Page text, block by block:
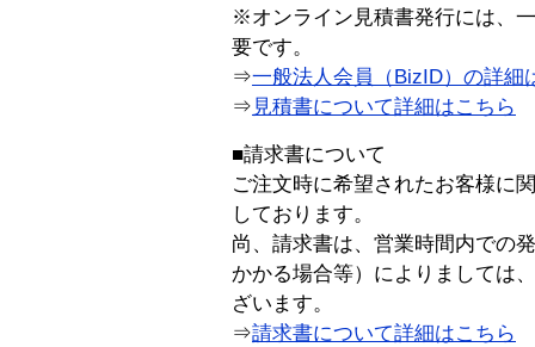
※オンライン見積書発行には、
要です。
⇒一般法人会員（BizID）の詳細
⇒ 見積書について詳細はこちら
■請求書について
ご注文時に希望されたお客様に
しております。
尚、請求書は、営業時間内での
かかる場合等）によりましては
ざいます。
⇒請求書について詳細はこちら